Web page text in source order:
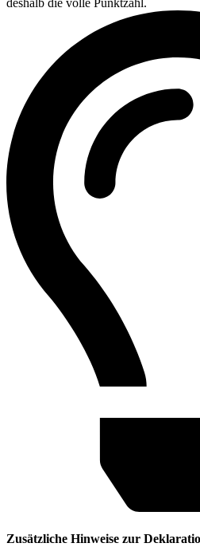
deshalb die volle Punktzahl.
Zusätzliche Hinweise zur